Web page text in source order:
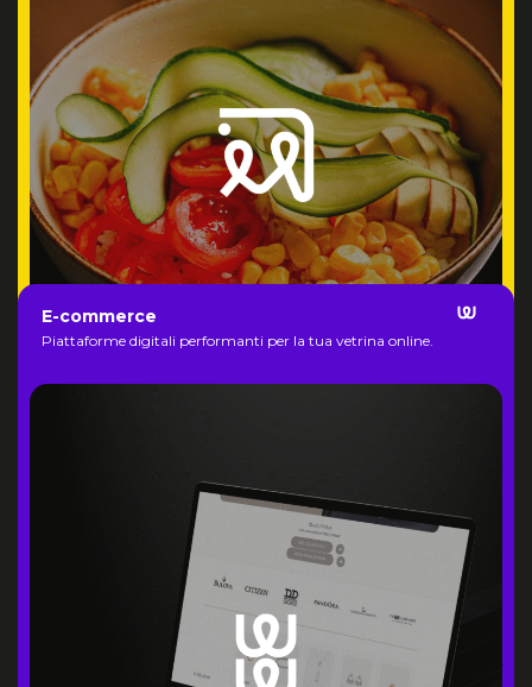
E-commerce
Piattaforme digitali performanti per la tua vetrina online.